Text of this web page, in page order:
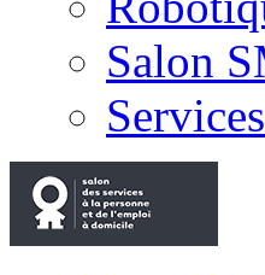
Salon